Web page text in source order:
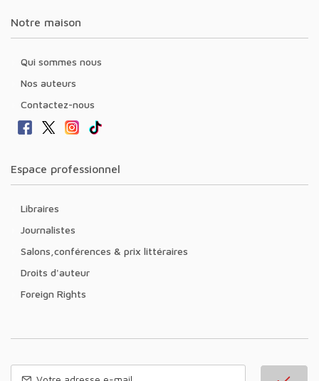
Notre maison
Qui sommes nous
Nos auteurs
Contactez-nous
Espace professionnel
Libraires
Journalistes
Salons,conférences & prix littéraires
Droits d'auteur
Foreign Rights